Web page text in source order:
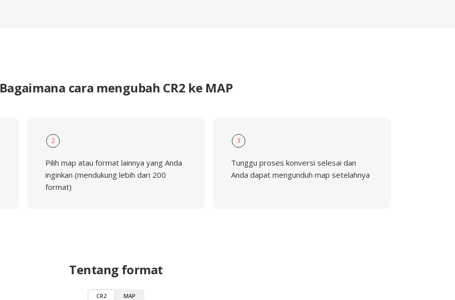
Bagaimana cara mengubah CR2 ke MAP
2
Pilih map atau format lainnya yang Anda
inginkan (mendukung lebih dari 200
format)
3
Tunggu proses konversi selesai dan
Anda dapat mengunduh map setelahnya
Tentang format
CR2 MAP